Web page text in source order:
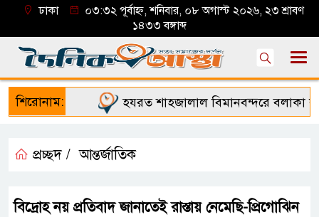
ঢাকা
০৩:৩২ পূর্বাহ্ন, শনিবার, ০৮ অগাস্ট ২০২৬, ২৩ শ্রাবণ
১৪৩৩ বঙ্গাব্দ
শিরোনাম: হযরত শাহজালাল বিমানবন্দরে বলাকা
প্রচ্ছদ / আন্তর্জাতিক
বিদ্রোহ নয় প্রতিবাদ জানাতেই রাস্তায় নেমেছি-প্রিগোঝিন